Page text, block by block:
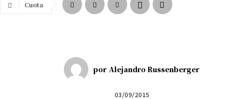
Cuota
por Alejandro Russenberger
03/09/2015